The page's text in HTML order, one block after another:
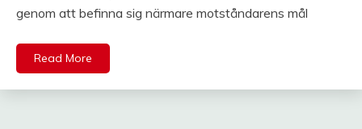
genom att befinna sig närmare motståndarens mål
Read More